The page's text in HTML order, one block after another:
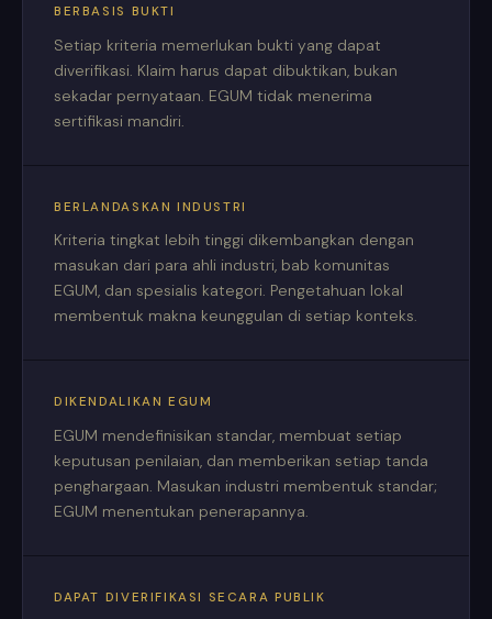
BERBASIS BUKTI
Setiap kriteria memerlukan bukti yang dapat
diverifikasi. Klaim harus dapat dibuktikan, bukan
sekadar pernyataan. EGUM tidak menerima
sertifikasi mandiri.
BERLANDASKAN INDUSTRI
Kriteria tingkat lebih tinggi dikembangkan dengan
masukan dari para ahli industri, bab komunitas
EGUM, dan spesialis kategori. Pengetahuan lokal
membentuk makna keunggulan di setiap konteks.
DIKENDALIKAN EGUM
EGUM mendefinisikan standar, membuat setiap
keputusan penilaian, dan memberikan setiap tanda
penghargaan. Masukan industri membentuk standar;
EGUM menentukan penerapannya.
DAPAT DIVERIFIKASI SECARA PUBLIK